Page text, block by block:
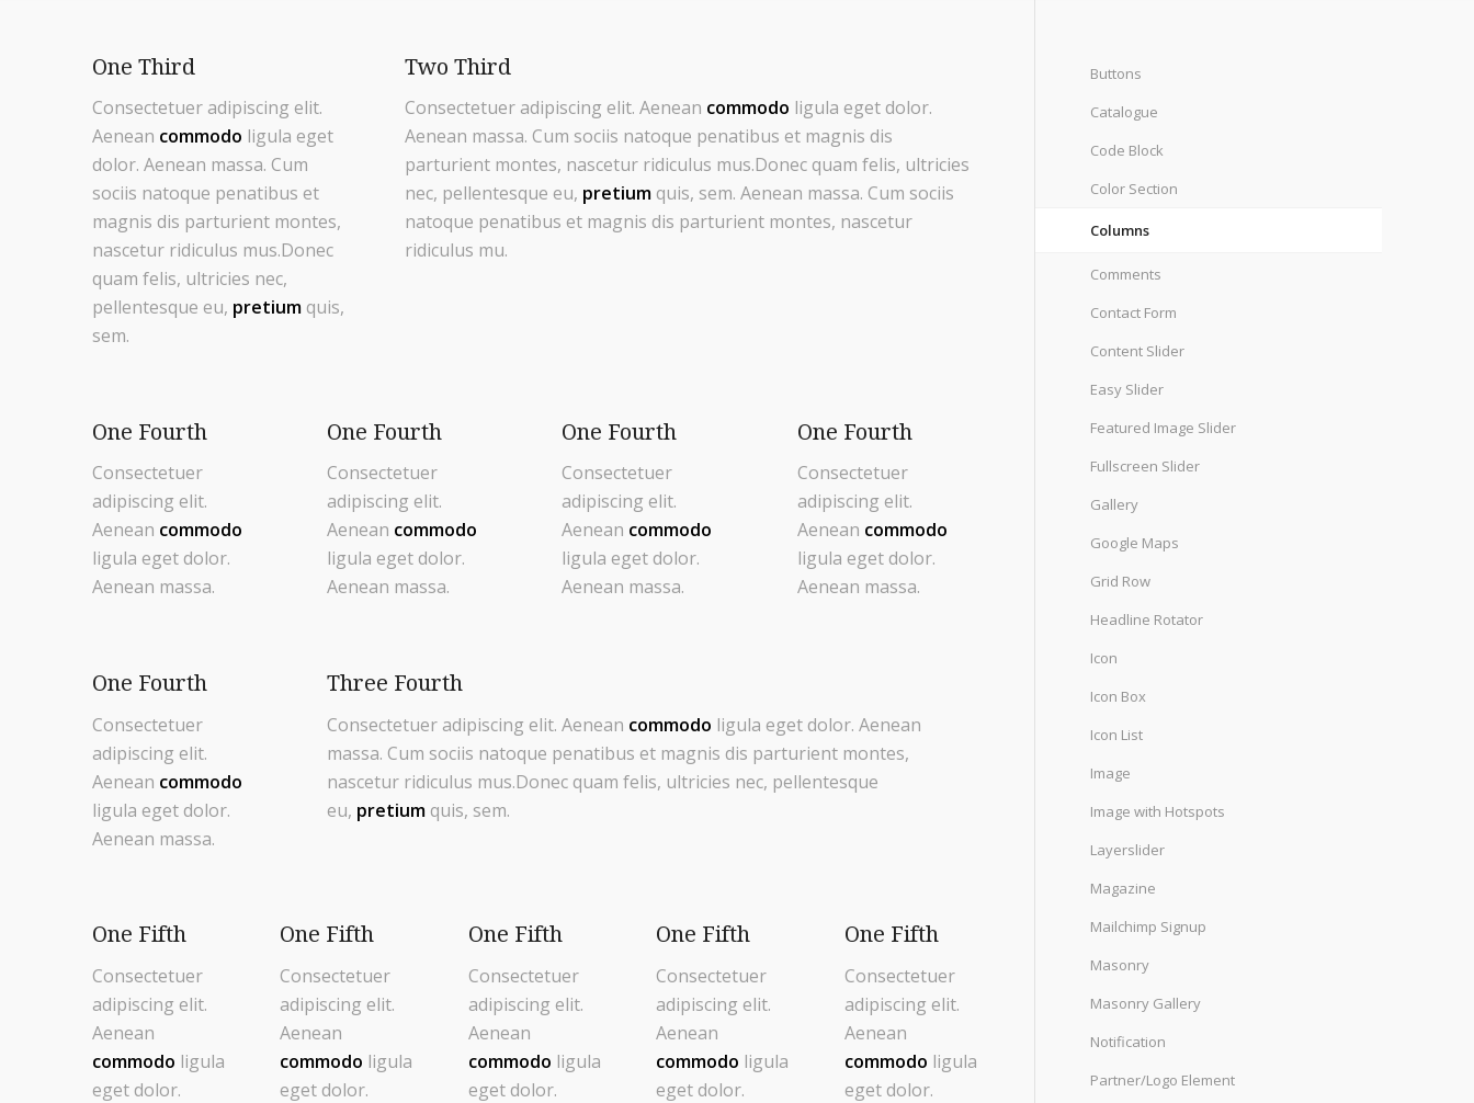
One Third
Consectetuer adipiscing elit.
Aenean commodo ligula eget
dolor. Aenean massa. Cum
sociis natoque penatibus et
magnis dis parturient montes,
nascetur ridiculus mus.Donec
quam felis, ultricies nec,
pellentesque eu, pretiumquis,
sem.
Two Third
Consectetuer adipiscing elit. Aenean commodo ligula eget dolor.
Aenean massa. Cum sociis natoque penatibus et magnis dis
parturient montes, nascetur ridiculus mus.Donec quam felis, ultricies
nec, pellentesque eu, pretium quis, sem. Aenean massa. Cum sociis
natoque penatibus et magnis dis parturient montes, nascetur
ridiculus mu.
One Fourth
Consectetuer
adipiscing elit.
Aenean commodo
ligula eget dolor.
Aenean massa.
One Fourth
Consectetuer
adipiscing elit.
Aenean commodo
ligula eget dolor.
Aenean massa.
One Fourth
Consectetuer
adipiscing elit.
Aenean commodo
ligula eget dolor.
Aenean massa.
One Fourth
Consectetuer
adipiscing elit.
Aenean commodo
ligula eget dolor.
Aenean massa.
One Fourth
Consectetuer
adipiscing elit.
Aenean commodo
ligula eget dolor.
Aenean massa.
Three Fourth
Consectetuer adipiscing elit. Aenean commodo ligula eget dolor. Aenean
massa. Cum sociis natoque penatibus et magnis dis parturient montes,
nascetur ridiculus mus.Donec quam felis, ultricies nec, pellentesque
eu, pretiumquis, sem.
One Fifth
Consectetuer
adipiscing elit.
Aenean
commodo ligula
eget dolor.
One Fifth
Consectetuer
adipiscing elit.
Aenean
commodo ligula
eget dolor.
One Fifth
Consectetuer
adipiscing elit.
Aenean
commodo ligula
eget dolor.
One Fifth
Consectetuer
adipiscing elit.
Aenean
commodo ligula
eget dolor.
One Fifth
Consectetuer
adipiscing elit.
Aenean
commodo ligula
eget dolor.
Buttons
Catalogue
Code Block
Color Section
Columns
Comments
Contact Form
Content Slider
Easy Slider
Featured Image Slider
Fullscreen Slider
Gallery
Google Maps
Grid Row
Headline Rotator
Icon
Icon Box
Icon List
Image
Image with Hotspots
Layerslider
Magazine
Mailchimp Signup
Masonry
Masonry Gallery
Notification
Partner/Logo Element